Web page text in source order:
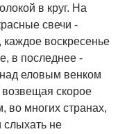
в круг. На
свечи -
воскресенье
в последнее -
еловым венком
возвещая скорое
во многих странах,
слыхать не